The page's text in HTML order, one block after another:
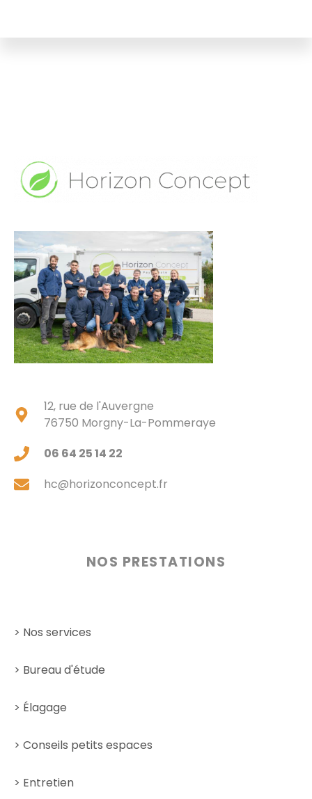
12, rue de l'Auvergne
76750 Morgny-La-Pommeraye
06 64 25 14 22
hc@horizonconcept.fr
NOS PRESTATIONS
> Nos services
> Bureau d'étude
> Élagage
> Conseils petits espaces
> Entretien